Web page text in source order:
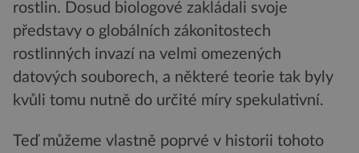
rostlin. Dosud biologové zakládali svoje
představy o globálních zákonitostech
rostlinných invazí na velmi omezených
datových souborech, a některé teorie tak byly
kvůli tomu nutně do určité míry spekulativní.
Teď můžeme vlastně poprvé v historii tohoto